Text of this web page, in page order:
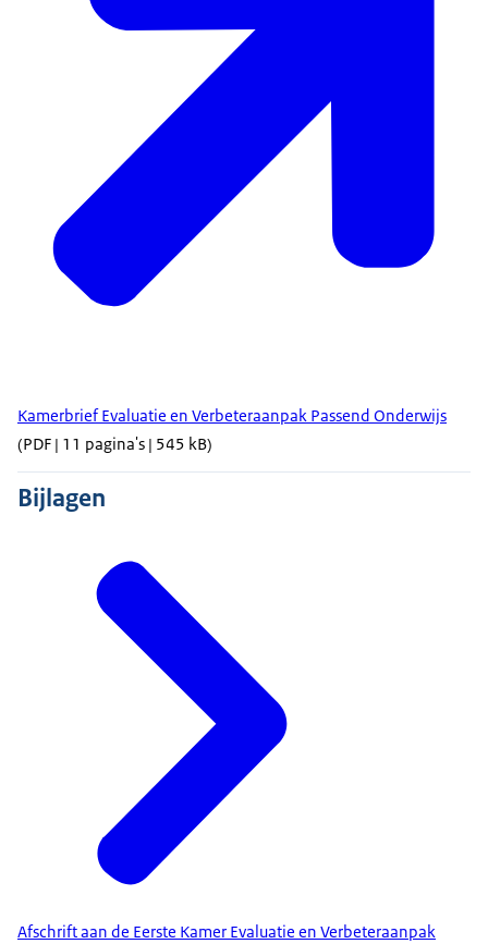
Kamerbrief Evaluatie en Verbeteraanpak Passend Onderwijs
(PDF | 11 pagina's | 545 kB)
Bijlagen
Afschrift aan de Eerste Kamer Evaluatie en Verbeteraanpak